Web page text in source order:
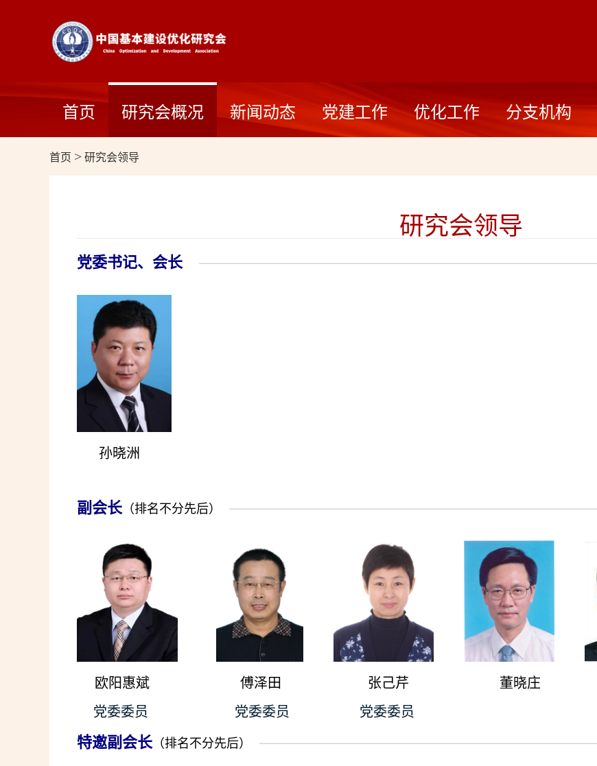
首页 研究会概况 新闻动态 党建工作 优化工作 分支机构
首页 >研究会领导
研究会领导
党委书记、会长
孙晓洲
副会长 （排名不分先后）
欧阳惠斌 傅泽田 张己芹 董晓庄
党委委员 党委委员 党委委员
特邀副会长 （排名不分先后）